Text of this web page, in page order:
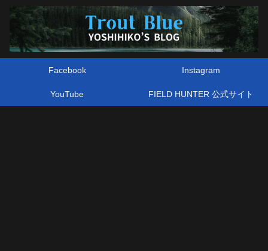
Facebook Instagram
YouTube FIELD HUNTER 公式サイト